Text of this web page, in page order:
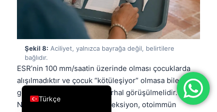
Şekil 8: Aciliyet, yalnızca bayrağa değil, belirtilere
bağlıdır.
ESR’nin 100 mm/saatin üzerinde olması çocuklarda
alışılmadıktır ve çocuk “kötüleşiyor” olmasa bile
genellikle bir klinisyenle derhal görüşülmelidir.
Nedenler arasında ciddi enfeksiyon, otoimmün
Türkçe
English
Deutsch
العربية